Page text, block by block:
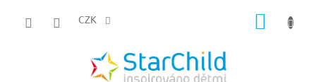
CZK